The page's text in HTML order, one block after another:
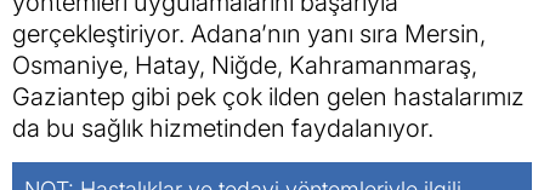
gerçekleştiriyor. Adana’nın yanı sıra Mersin,
Osmaniye, Hatay, Niğde, Kahramanmaraş,
Gaziantep gibi pek çok ilden gelen hastalarımız
da bu sağlık hizmetinden faydalanıyor.